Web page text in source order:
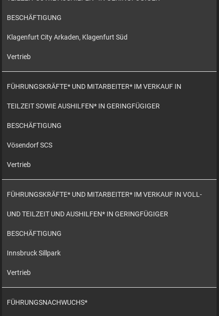
BESCHÄFTIGUNG
Klagenfurt City Arkaden, Klagenfurt Süd
Vertrieb
FÜHRUNGSKRÄFTE* UND MITARBEITER* IM VERKAUF IN
TEILZEIT SOWIE AUSHILFEN* IN GERINGFÜGIGER
BESCHÄFTIGUNG
Vösendorf SCS
Vertrieb
FÜHRUNGSKRÄFTE* UND MITARBEITER* IM VERKAUF IN VOLL-
UND TEILZEIT UND AUSHILFEN* IN GERINGFÜGIGER
BESCHÄFTIGUNG
Innsbruck Sillpark
Vertrieb
FÜHRUNGSNACHWUCHS*